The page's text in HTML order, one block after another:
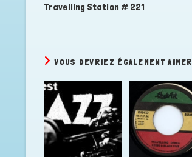
articles
Travelling Station # 221
VOUS DEVRIEZ ÉGALEMENT AIMER